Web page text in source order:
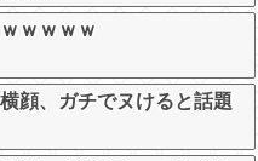
ｗｗｗｗ
顔、ガチでヌけると話題